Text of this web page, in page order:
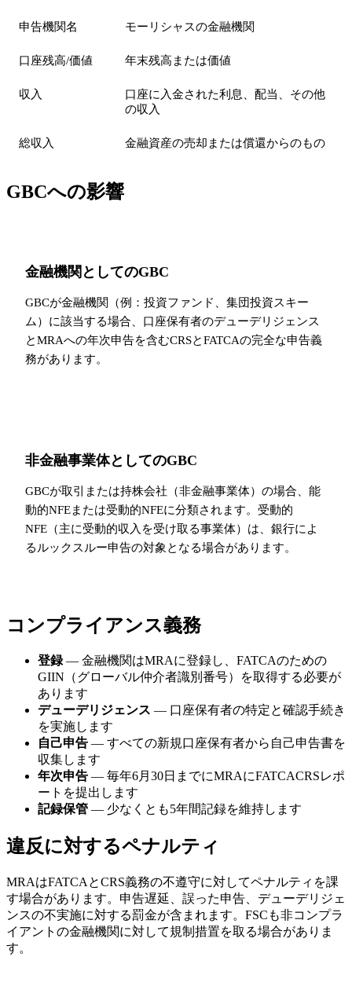
申告機関名 モーリシャスの金融機関
口座残高/価値 年末残高または価値
収入
口座に入金された利息、配当、その他
の収入
総収入 金融資産の売却または償還からのもの
GBCへの影響
金融機関としてのGBC
GBCが金融機関（例：投資ファンド、集団投資スキー
ム）に該当する場合、口座保有者のデューデリジェンス
とMRAへの年次申告を含むCRSとFATCAの完全な申告義
務があります。
非金融事業体としてのGBC
GBCが取引または持株会社（非金融事業体）の場合、能
動的NFEまたは受動的NFEに分類されます。受動的
NFE（主に受動的収入を受け取る事業体）は、銀行によ
るルックスルー申告の対象となる場合があります。
コンプライアンス義務
登録— 金融機関はMRAに登録し、FATCAのための
GIIN（グローバル仲介者識別番号）を取得する必要が
あります
デューデリジェンス — 口座保有者の特定と確認手続き
を実施します
自己申告 — すべての新規口座保有者から自己申告書を
収集します
年次申告 — 毎年6月30日までにMRAにFATCACRSレポ
ートを提出します
記録保管 — 少なくとも5年間記録を維持します
違反に対するペナルティ
MRAはFATCAとCRS義務の不遵守に対してペナルティを課
す場合があります。申告遅延、誤った申告、デューデリジェ
ンスの不実施に対する罰金が含まれます。FSCも非コンプラ
イアントの金融機関に対して規制措置を取る場合がありま
す。